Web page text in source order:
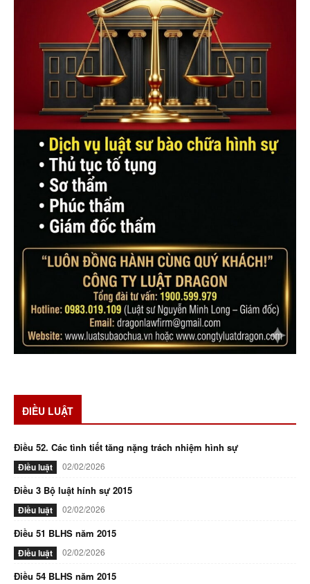
ĐIỀU LUẬT
Điều 52. Các tình tiết tăng nặng trách nhiệm hình sự
Điều luật 02/02/2026
Điều 3 Bộ luật hính sự 2015
Điều luật 02/02/2026
Điều 51 BLHS năm 2015
Điều luật 02/02/2026
Điều 54 BLHS năm 2015